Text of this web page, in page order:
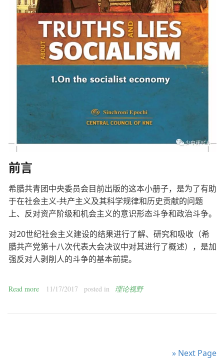
前言
希腊共青团中央委员会目前出版的这本小册子，是为了有助
于在社会主义-共产主义及其科学规律和历史贡献的问题
上、反对资产阶级和机会主义的意识形态斗争和政治斗争。
对20世纪社会主义建设的结果进行了解、研究和吸收（希
腊共产党第十八次代表大会决议中对其进行了概述），是加
强反对人剥削人的斗争的基本前提。
Read more 11/17/2017 posted in 理论视野
» Next Page